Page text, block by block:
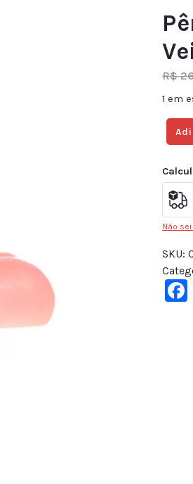
R$
1 em
Não sei
SKU: